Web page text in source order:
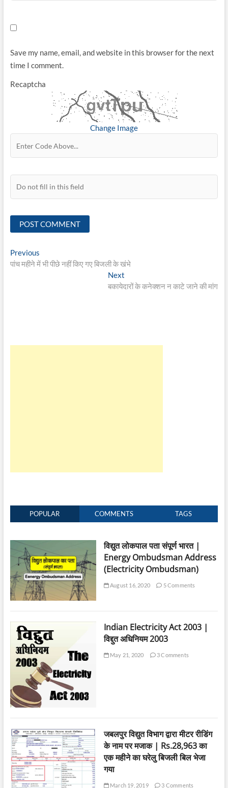
Save my name, email, and website in this browser for the next
time I comment.
Recaptcha
Change Image
Post
navigation
PreviousPrevious
post:
पांच महीने में भी पीछे नहीं किए गए बिजली के खंभे
Next
post:
बकायेदारों के कनेक्शन न काटे जाने की मांग
POPULAR COMMENTS TAGS
विद्युत लोकपाल पता संपूर्ण भारत |
Energy Ombudsman Address
(Electricity Ombudsman)
August 16, 2020 5 Comments
Indian Electricity Act 2003 |
विद्दुत अधिनियम 2003
May 21, 2020 3 Comments
जबलपुर विद्युत विभाग द्वारा मीटर रीडिंग
के नाम पर मजाक | Rs.28,963 का
एक महीने का घरेलु बिजली बिल भेजा
गया
March 19, 2019 3 Comments